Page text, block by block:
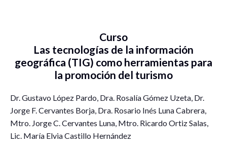
Curso
Las tecnologías de la información
geográfica (TIG) como herramientas para
la promoción del turismo
Dr. Gustavo López Pardo, Dra. Rosalía Gómez Uzeta, Dr.
Jorge F. Cervantes Borja, Dra. Rosario Inés Luna Cabrera,
Mtro. Jorge C. Cervantes Luna, Mtro. Ricardo Ortiz Salas,
Lic. María Elvia Castillo Hernández